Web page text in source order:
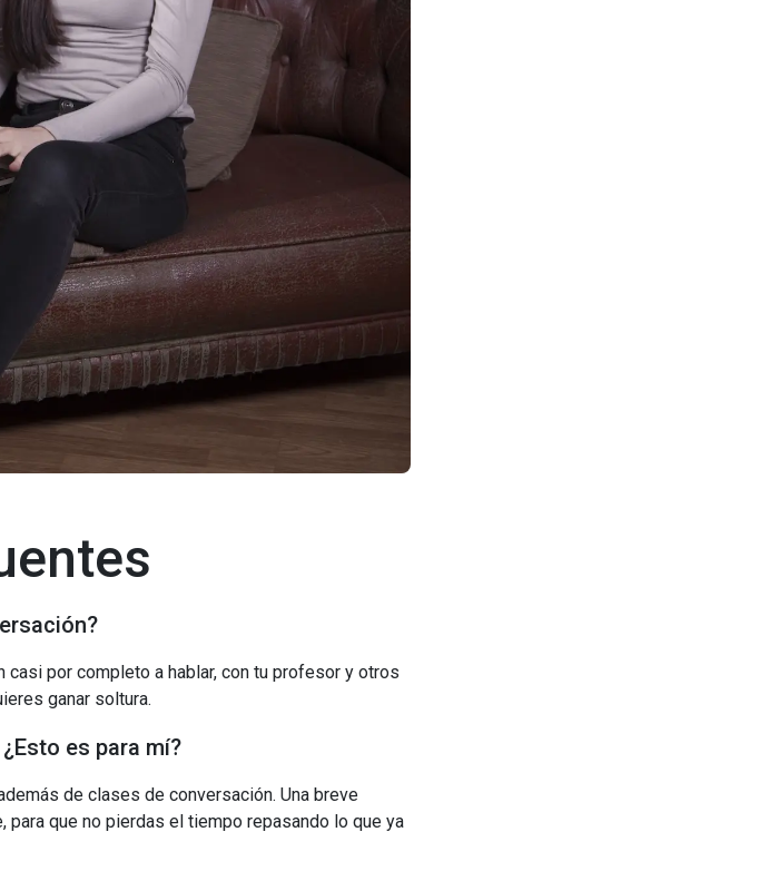
por completo a hablar, con tu profesor y otros
ganar soltura.
es para mí?
de clases de conversación. Una breve
que no pierdas el tiempo repasando lo que ya